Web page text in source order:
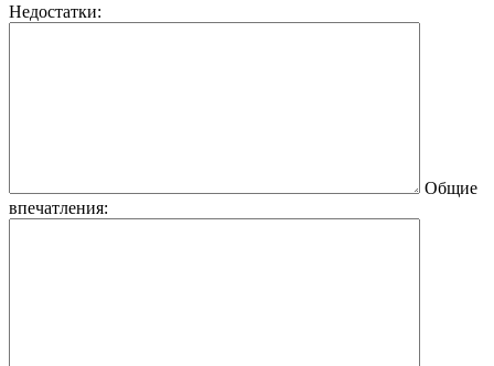
Недостатки:
Общие
впечатления: